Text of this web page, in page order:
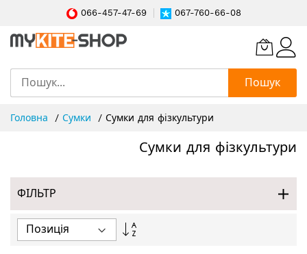
066-457-47-69 067-760-66-08
Пошук
Головна Сумки Сумки для фізкультури
Сумки для фізкультури
ФІЛЬТР
Сортувати